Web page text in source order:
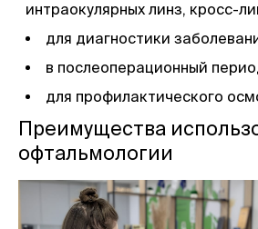
интраокулярных линз, кросс-
для диагностики
в послеоперационный
для профилактического
Преимущества
офтальмологии